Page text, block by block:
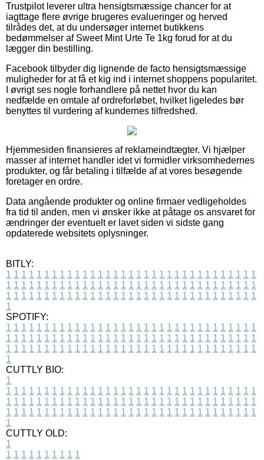
Trustpilot leverer ultra hensigtsmæssige chancer for at
iagttage flere øvrige brugeres evalueringer og herved
tilrådes det, at du undersøger internet butikkens
bedømmelser af Sweet Mint Urte Te 1kg forud for at du
lægger din bestilling.
Facebook tilbyder dig lignende de facto hensigtsmæssige
muligheder for at få et kig ind i internet shoppens popularitet.
I øvrigt ses nogle forhandlere på nettet hvor du kan
nedfælde en omtale af ordreforløbet, hvilket ligeledes bør
benyttes til vurdering af kundernes tilfredshed.
Hjemmesiden finansieres af reklameindtægter. Vi hjælper
masser af internet handler idet vi formidler virksomhedernes
produkter, og får betaling i tilfælde af at vores besøgende
foretager en ordre.
Data angående produkter og online firmaer vedligeholdes
fra tid til anden, men vi ønsker ikke at påtage os ansvaret for
ændringer der eventuelt er lavet siden vi sidste gang
opdaterede websitets oplysninger.
BITLY:
1 1 1 1 1 1 1 1 1 1 1 1 1 1 1 1 1 1 1 1 1 1 1 1 1 1 1 1 1 1 1 1 1
1 1 1 1 1 1 1 1 1 1 1 1 1 1 1 1 1 1 1 1 1 1 1 1 1 1 1 1 1 1 1 1 1
1 1 1 1 1 1 1 1 1 1 1 1 1 1 1 1 1 1 1 1 1 1 1 1 1 1 1 1 1 1 1 1 1
1
SPOTIFY:
1 1 1 1 1 1 1 1 1 1 1 1 1 1 1 1 1 1 1 1 1 1 1 1 1 1 1 1 1 1 1 1 1
1 1 1 1 1 1 1 1 1 1 1 1 1 1 1 1 1 1 1 1 1 1 1 1 1 1 1 1 1 1 1 1 1
1 1 1 1 1 1 1 1 1 1 1 1 1 1 1 1 1 1 1 1 1 1 1 1 1 1 1 1 1 1 1 1 1
1
CUTTLY BIO:
1
1 1 1 1 1 1 1 1 1 1 1 1 1 1 1 1 1 1 1 1 1 1 1 1 1 1 1 1 1 1 1 1 1
1 1 1 1 1 1 1 1 1 1 1 1 1 1 1 1 1 1 1 1 1 1 1 1 1 1 1 1 1 1 1 1 1
1 1 1 1 1 1 1 1 1 1 1 1 1 1 1 1 1 1 1 1 1 1 1 1 1 1 1 1 1 1 1 1 1
1
CUTTLY OLD:
1
1 1 1 1 1 1 1 1 1 1